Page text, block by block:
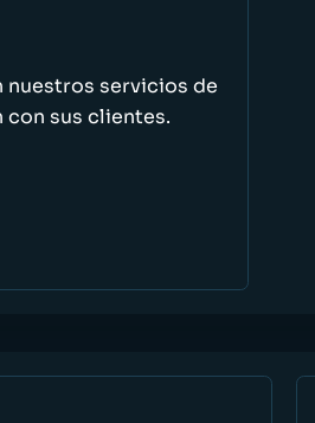
nuestros servicios de
con sus clientes.